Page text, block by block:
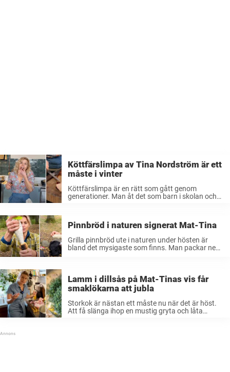
Köttfärslimpa av Tina Nordström är ett
måste i vinter
Köttfärslimpa är en rätt som gått genom
generationer. Man åt det som barn i skolan och
Pinnbröd i naturen signerat Mat-Tina
Grilla pinnbröd ute i naturen under hösten är
bland det mysigaste som finns. Man packar ned
Lamm i dillsås på Mat-Tinas vis får
smaklökarna att jubla
Storkok är nästan ett måste nu när det är höst.
Att få slänga ihop en mustig gryta och låta